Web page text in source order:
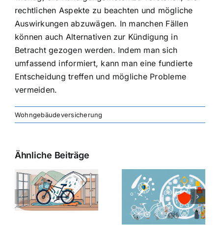
rechtlichen Aspekte zu beachten und mögliche
Auswirkungen abzuwägen. In manchen Fällen
können auch Alternativen zur Kündigung in
Betracht gezogen werden. Indem man sich
umfassend informiert, kann man eine fundierte
Entscheidung treffen und mögliche Probleme
vermeiden.
Wohngebäudeversicherung
Ähnliche Beiträge